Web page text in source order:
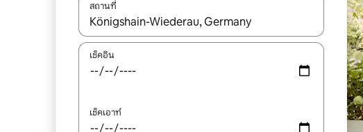
สถานที่
ใช้ลูกศรขึ้นลง หรือใช้การสัมผัสหรือปัด เพื่อสำรวจผลการค้นหา
เช็คอิน
เช็คเอาท์